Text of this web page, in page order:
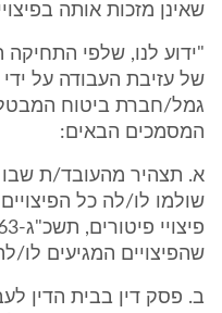
שאינן מזכות אותה
"ידוע לנו, שלפי
של עזיבת העבודה על
גמל/חברת ביטוח
המסמכים הבאים:
א. תצהיר מהעובד/ת
שולמו לו/לה כל
שהפיצויים המגיעים לו/
ב. פסק דין בבית הדין